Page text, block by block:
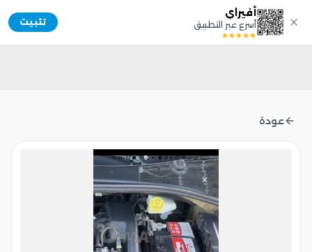
أفيراي
أسرع عبر التطبيق تثبيت Afiray
عودة